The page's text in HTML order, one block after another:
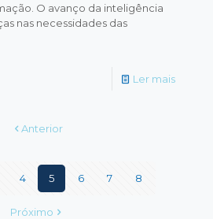
O avanço da inteligência
nas necessidades das
Ler mais
Anterior
4 5 6 7 8
Próximo